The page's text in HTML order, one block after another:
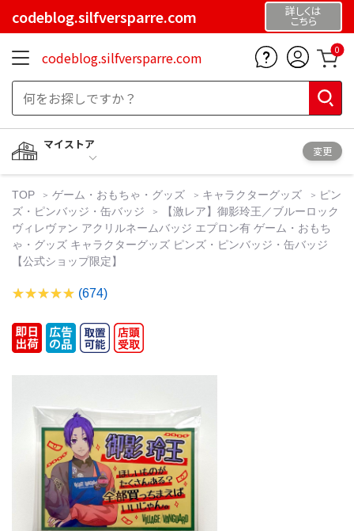
codeblog.silfversparre.com 詳しくは
こちら
codeblog.silfversparre.com 0
マイストア
変更
TOP ゲーム・おもちゃ・グッズ キャラクターグッズ
ピン
ズ・ピンバッジ・缶バッジ
【激レア】御影玲王／ブルーロック
ヴィレヴァン アクリルネームバッジ エプロン有 ゲーム・おもち
ゃ・グッズ キャラクターグッズ ピンズ・ピンバッジ・缶バッジ
【公式ショップ限定】
(674)